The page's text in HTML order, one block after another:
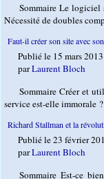
Sommaire Le logiciel
Nécessité de doubles
Faut-il créer son site avec
Publié le 15 mars 2013
parLaurent Bloch
Sommaire Créer et
service est-elle immorale
Richard Stallman et la
Publié le 23 février
parLaurent Bloch
Sommaire Est-ce